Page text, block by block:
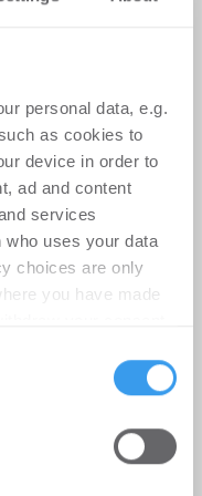
personal data, e.g.
as cookies to
device in order to
ad and content
services
who uses your data
choices are only
you have made
data is processed
operativer
noch nicht